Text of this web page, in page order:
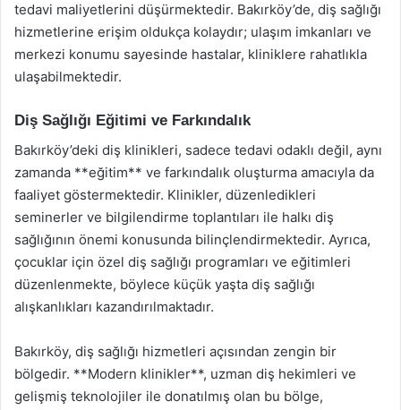
tedavi maliyetlerini düşürmektedir. Bakırköy’de, diş sağlığı
hizmetlerine erişim oldukça kolaydır; ulaşım imkanları ve
merkezi konumu sayesinde hastalar, kliniklere rahatlıkla
ulaşabilmektedir.
Diş Sağlığı Eğitimi ve Farkındalık
Bakırköy’deki diş klinikleri, sadece tedavi odaklı değil, aynı
zamanda **eğitim** ve farkındalık oluşturma amacıyla da
faaliyet göstermektedir. Klinikler, düzenledikleri
seminerler ve bilgilendirme toplantıları ile halkı diş
sağlığının önemi konusunda bilinçlendirmektedir. Ayrıca,
çocuklar için özel diş sağlığı programları ve eğitimleri
düzenlenmekte, böylece küçük yaşta diş sağlığı
alışkanlıkları kazandırılmaktadır.
Bakırköy, diş sağlığı hizmetleri açısından zengin bir
bölgedir. **Modern klinikler**, uzman diş hekimleri ve
gelişmiş teknolojiler ile donatılmış olan bu bölge,